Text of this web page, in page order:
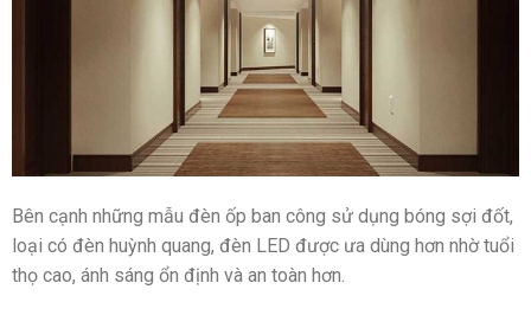
Bên cạnh những mẫu đèn ốp ban công sử dụng bóng sợi đốt,
loại có đèn huỳnh quang, đèn LED được ưa dùng hơn nhờ tuổi
thọ cao, ánh sáng ổn định và an toàn hơn.